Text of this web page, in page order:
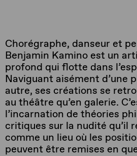
Chorégraphe, danseur et
Benjamin Kamino est un
profond qui flotte dans
Naviguant aisément d’une
autre, ses créations se
au théâtre qu’en galerie.
l’incarnation de théories
critiques sur la nudité qu’il
comme un lieu où les
peuvent être remises en